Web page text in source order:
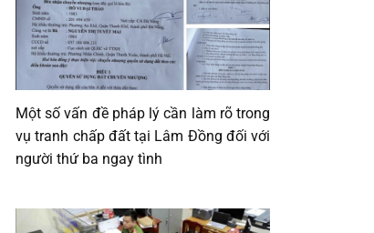
Một số vấn đề pháp lý cần làm rõ trong
vụ tranh chấp đất tại Lâm Đồng đối với
người thứ ba ngay tình